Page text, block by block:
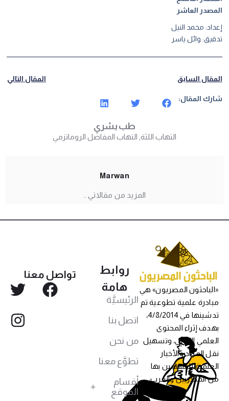
المصدر العاشر
إعداد: محمد النيل
تدقيق: وائل ياسر
المقال السابق المقال التالي
شارك المقال:
طب بشري
التهاب اللثة التهاب المفاصل الروماتزمي
Marwan
المزيد من مقالاتي ..
«الباحثون المصريون» هي
مبادرة علمية تطوعية تم
تدشينها في 4/8/2014،
بهدف إثراء المحتوى
العلمي العربي، وتسهيل
نقل المواد والأخبار
العلمية للمهتمين بها
من المصريين والعرب،
روابط
هامة
الرئيسيَّة
اتصل بنا
من نحن
تطوَّع معنا
أقسام
الموقع
تواصل معنا